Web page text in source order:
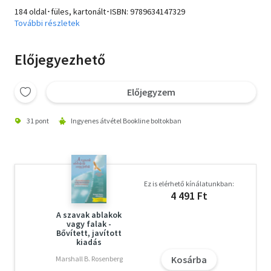
184 oldal･füles, kartonált･ISBN: 9789634147329
További részletek
Előjegyezhető
Előjegyzem
31 pont Ingyenes átvétel Bookline boltokban
A szavak ablakok
vagy falak -
Bővített, javított
kiadás
Marshall B. Rosenberg
Ez is elérhető kínálatunkban:
4 491 Ft
Kosárba